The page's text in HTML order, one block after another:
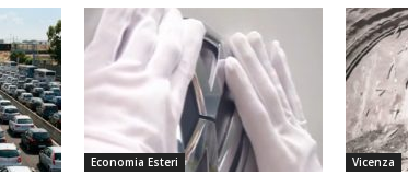
Economia Esteri Vicenza